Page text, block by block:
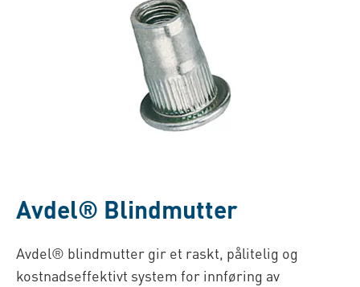
Avdel® Blindmutter
Avdel® blindmutter gir et raskt, pålitelig og
kostnadseffektivt system for innføring av